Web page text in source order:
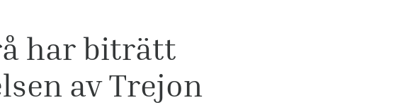
har biträtt
av Trejon